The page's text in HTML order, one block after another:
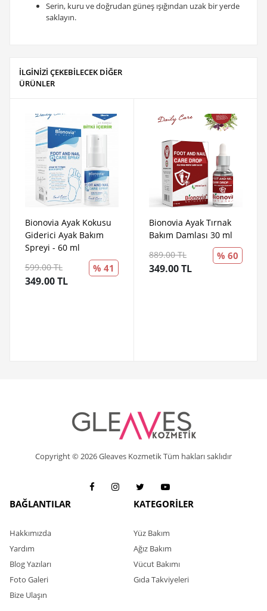
Serin, kuru ve doğrudan güneş ışığından uzak bir yerde
saklayın.
İLGİNİZİ ÇEKEBİLECEK DİĞER
ÜRÜNLER
Bionovia Ayak Kokusu
Giderici Ayak Bakım
Spreyi - 60 ml
599.00 TL
349.00 TL
% 41
Bionovia Ayak Tırnak
Bakım Damlası 30 ml
889.00 TL
349.00 TL
% 60
Copyright © 2026 Gleaves Kozmetik Tüm hakları saklıdır
BAĞLANTILAR
Hakkımızda
Yardım
Blog Yazıları
Foto Galeri
Bize Ulaşın
KATEGORİLER
Yüz Bakım
Ağız Bakım
Vücut Bakımı
Gıda Takviyeleri